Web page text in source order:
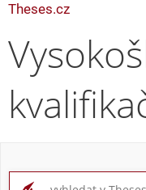
Theses.cz